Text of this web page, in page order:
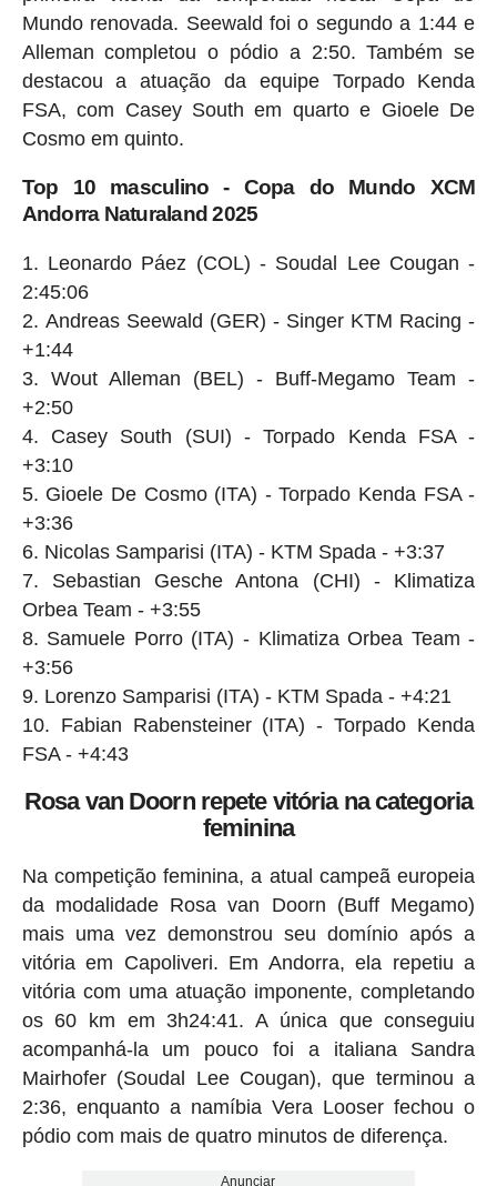
Mundo renovada. Seewald foi o segundo a 1:44 e
Alleman completou o pódio a 2:50. Também se
destacou a atuação da equipe Torpado Kenda
FSA, com Casey South em quarto e Gioele De
Cosmo em quinto.
Top 10 masculino - Copa do Mundo XCM
Andorra Naturaland 2025
Leonardo Páez (COL) - Soudal Lee Cougan -
2:45:06
Andreas Seewald (GER) - Singer KTM Racing -
+1:44
Wout Alleman (BEL) - Buff-Megamo Team -
+2:50
Casey South (SUI) - Torpado Kenda FSA -
+3:10
Gioele De Cosmo (ITA) - Torpado Kenda FSA -
+3:36
Nicolas Samparisi (ITA) - KTM Spada - +3:37
Sebastian Gesche Antona (CHI) - Klimatiza
Orbea Team - +3:55
Samuele Porro (ITA) - Klimatiza Orbea Team -
+3:56
Lorenzo Samparisi (ITA) - KTM Spada - +4:21
Fabian Rabensteiner (ITA) - Torpado Kenda
FSA - +4:43
Rosa van Doorn repete vitória na categoria
feminina
Na competição feminina, a atual campeã europeia
da modalidade Rosa van Doorn (Buff Megamo)
mais uma vez demonstrou seu domínio após a
vitória em Capoliveri. Em Andorra, ela repetiu a
vitória com uma atuação imponente, completando
os 60 km em 3h24:41. A única que conseguiu
acompanhá-la um pouco foi a italiana Sandra
Mairhofer (Soudal Lee Cougan), que terminou a
2:36, enquanto a namíbia Vera Looser fechou o
pódio com mais de quatro minutos de diferença.
Anunciar